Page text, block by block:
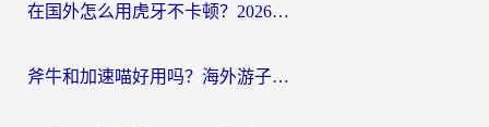
在国外怎么用虎牙不卡顿？2026海外华人亲测有效的回国加速器选择指南
斧牛和加速喵好用吗？海外游子的真实选择困境